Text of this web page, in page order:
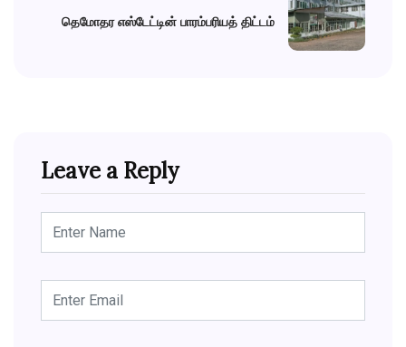
தெமோதர எஸ்டேட்டின் பாரம்பரியத் திட்டம்
Leave a Reply